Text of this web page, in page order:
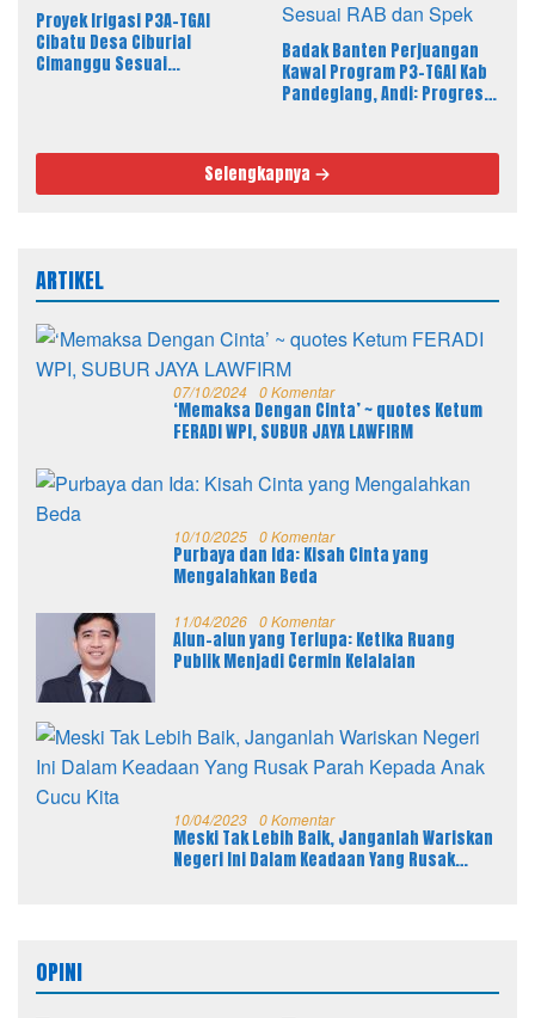
Proyek Irigasi P3A-TGAI
Cibatu Desa Ciburial
Cimanggu Sesuai
Badak Banten Perjuangan
Kawal Program P3-TGAI Kab
Pandeglang, Andi: Progres
Selengkapnya
ARTIKEL
07/10/2024 0 Komentar
‘Memaksa Dengan Cinta’ ~ quotes Ketum
FERADI WPI, SUBUR JAYA LAWFIRM
10/10/2025 0 Komentar
Purbaya dan Ida: Kisah Cinta yang
Mengalahkan Beda
11/04/2026 0 Komentar
Alun-alun yang Terlupa: Ketika Ruang
Publik Menjadi Cermin Kelalaian
10/04/2023 0 Komentar
Meski Tak Lebih Baik, Janganlah Wariskan
Negeri Ini Dalam Keadaan Yang Rusak
OPINI